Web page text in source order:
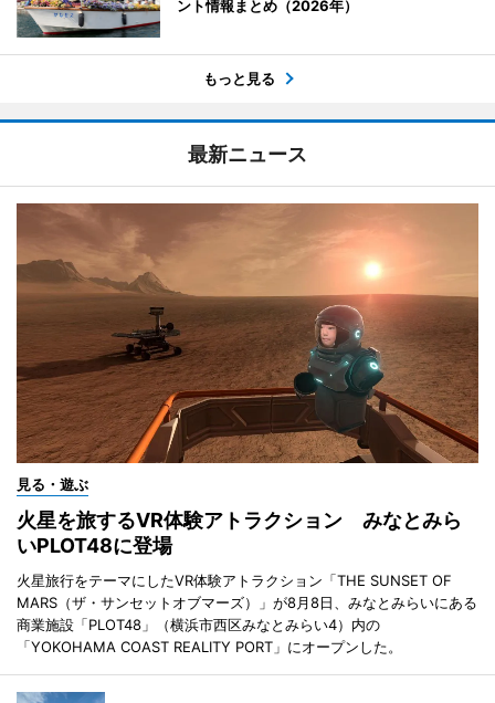
ント情報まとめ（2026年）
もっと見る
最新ニュース
見る・遊ぶ
火星を旅するVR体験アトラクション みなとみら
いPLOT48に登場
火星旅行をテーマにしたVR体験アトラクション「THE SUNSET OF
MARS（ザ・サンセットオブマーズ）」が8月8日、みなとみらいにある
商業施設「PLOT48」（横浜市西区みなとみらい4）内の
「YOKOHAMA COAST REALITY PORT」にオープンした。